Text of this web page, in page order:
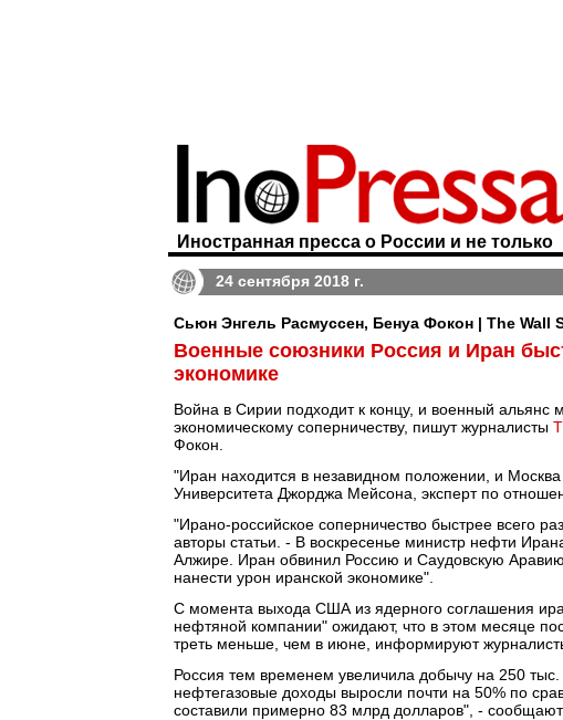
Иностранная пресса о России и не только
24 сентября 2018 г.
Сьюн Энгель Расмуссен, Бенуа Фокон | The Wall
Военные союзники Россия и Иран
экономике
Война в Сирии подходит к концу, и военный альянс
экономическому соперничеству, пишут журналисты
Фокон.
"Иран находится в незавидном положении, и
Университета Джорджа Мейсона, эксперт по
"Ирано-российское соперничество быстрее всего
авторы статьи. - В воскресенье министр нефти
Алжире. Иран обвинил Россию и Саудовскую
нанести урон иранской экономике".
С момента выхода США из ядерного соглашения
нефтяной компании" ожидают, что в этом месяце
треть меньше, чем в июне, информируют
Россия тем временем увеличила добычу на 250
нефтегазовые доходы выросли почти на 50% по
составили примерно 83 млрд долларов", - сообщают